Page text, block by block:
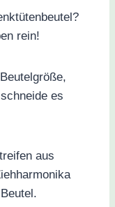
rein!
es
aus